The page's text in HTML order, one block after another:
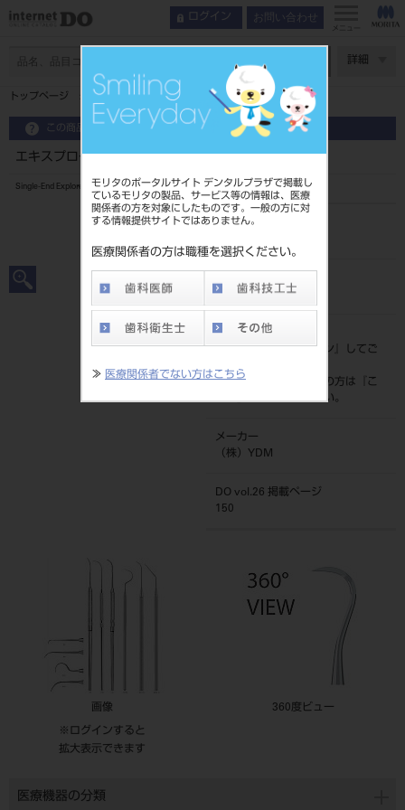
モリタのポータルサイト デンタルプラザで掲載し
ているモリタの製品、サービス等の情報は、医療
関係者の方を対象にしたものです。一般の方に対
する情報提供サイトではありません。
医療関係者の方は職種を選択ください。
≫ 医療関係者でない方はこちら
ログイン お問い合わせ
メニュー
詳細
トップページ エキスプローラー 片頭 ＃3
この商品に関するお問い合わせ
エキスプローラー 片頭 ＃3
Single-End Explorers
品目コード
4963931010035
標準価格
価格の確認は『ログイン
』してご
ネット会員登録がまだの方は『
こ
ちら』より登録ください。
メーカー
（株）YDM
DO vol.26 掲載ページ
150
画像
※ログインすると
拡大表示できます
360度ビュー
医療機器の分類